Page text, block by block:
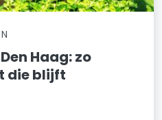
Haag: zo
die blijft